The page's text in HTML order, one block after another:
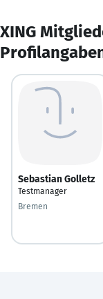
XING
Sebastian Golletz
Testmanager
Bremen